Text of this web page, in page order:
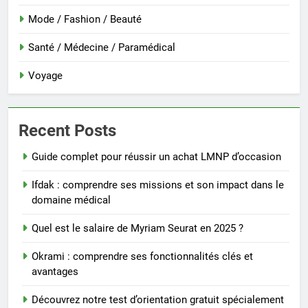
Mode / Fashion / Beauté
Santé / Médecine / Paramédical
Voyage
Recent Posts
Guide complet pour réussir un achat LMNP d’occasion
Ifdak : comprendre ses missions et son impact dans le
domaine médical
Quel est le salaire de Myriam Seurat en 2025 ?
Okrami : comprendre ses fonctionnalités clés et
avantages
Découvrez notre test d’orientation gratuit spécialement